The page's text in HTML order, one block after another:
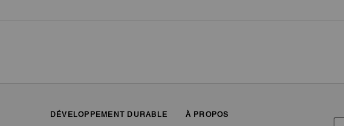
DÉVELOPPEMENT DURABLE À PROPOS